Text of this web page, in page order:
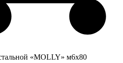
«MOLLY» м6х80